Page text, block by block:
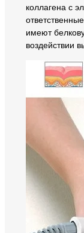
коллагена с
имеют
воздействии